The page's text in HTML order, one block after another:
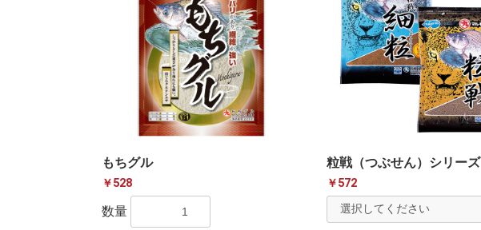
もちグル
￥528
数量
粒戦（つぶせん）シリーズ
￥572